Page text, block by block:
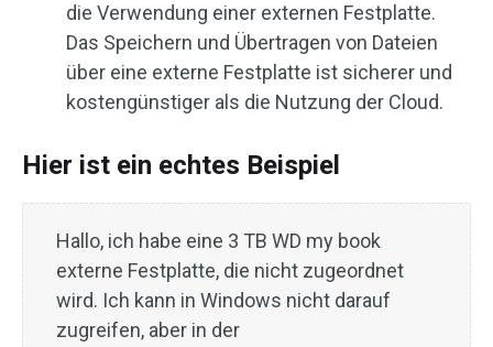
die Verwendung einer externen Festplatte.
Das Speichern und Übertragen von Dateien
über eine externe Festplatte ist sicherer und
kostengünstiger als die Nutzung der Cloud.
Hier ist ein echtes Beispiel
Hallo, ich habe eine 3 TB WD my book
externe Festplatte, die nicht zugeordnet
wird. Ich kann in Windows nicht darauf
zugreifen, aber in der